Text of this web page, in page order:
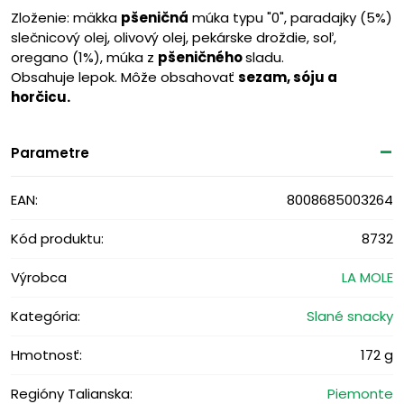
Zloženie: mäkka pšeničná múka typu "0", paradajky (5%)
slečnicový olej, olivový olej, pekárske droždie, soľ,
oregano (1%), múka z pšeničnéhosladu.
Obsahuje lepok. Môže obsahovať sezam, sóju a
horčicu.
Parametre
EAN: 8008685003264
Kód produktu: 8732
Výrobca LA MOLE
Kategória: Slané snacky
Hmotnosť: 172 g
Regióny Talianska: Piemonte